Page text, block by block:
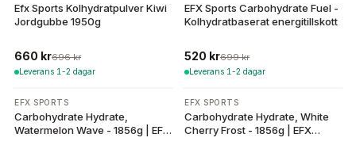
Efx Sports Kolhydratpulver Kiwi
Jordgubbe 1950g
660 kr696 kr
Leverans 1-2 dagar
EFX Sports Carbohydrate Fuel -
Kolhydratbaserat energitillskott
520 kr699 kr
Leverans 1-2 dagar
- 11%
EFX SPORTS
Carbohydrate Hydrate,
Watermelon Wave - 1856g | EFX
EFX SPORTS
Carbohydrate Hydrate, White
Cherry Frost - 1856g | EFX